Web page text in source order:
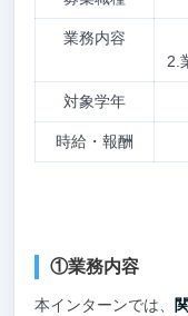
業務内容
2.
対象学年
時給・報酬
①業務内容
本インターンでは、